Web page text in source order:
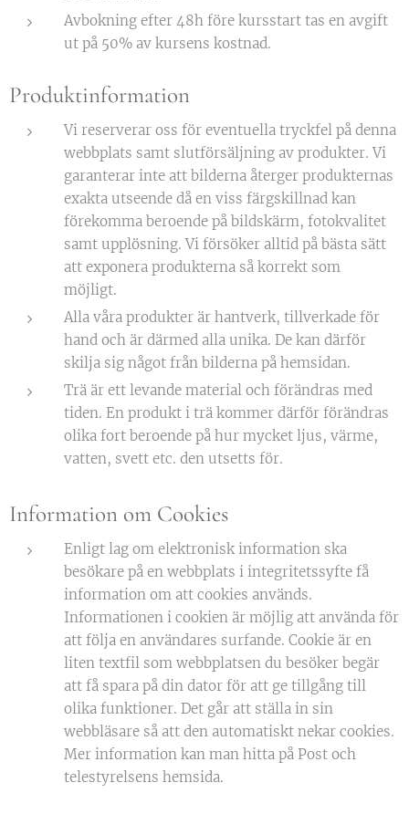
Avbokning efter 48h före kursstart tas en avgift
ut på 50% av kursens kostnad.
Produktinformation
Vi reserverar oss för eventuella tryckfel på denna
webbplats samt slutförsäljning av produkter. Vi
garanterar inte att bilderna återger produkternas
exakta utseende då en viss färgskillnad kan
förekomma beroende på bildskärm, fotokvalitet
samt upplösning. Vi försöker alltid på bästa sätt
att exponera produkterna så korrekt som
möjligt.
Alla våra produkter är hantverk, tillverkade för
hand och är därmed alla unika. De kan därför
skilja sig något från bilderna på hemsidan.
Trä är ett levande material och förändras med
tiden. En produkt i trä kommer därför förändras
olika fort beroende på hur mycket ljus, värme,
vatten, svett etc. den utsetts för.
Information om Cookies
Enligt lag om elektronisk information ska
besökare på en webbplats i integritetssyfte få
information om att cookies används.
Informationen i cookien är möjlig att använda för
att följa en användares surfande. Cookie är en
liten textfil som webbplatsen du besöker begär
att få spara på din dator för att ge tillgång till
olika funktioner. Det går att ställa in sin
webbläsare så att den automatiskt nekar cookies.
Mer information kan man hitta på Post och
telestyrelsens hemsida.